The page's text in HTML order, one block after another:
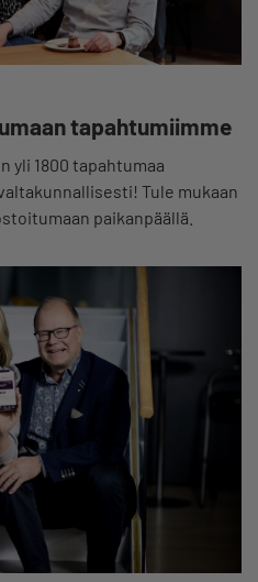
tapahtumiimme
yli 1800 tapahtumaa
Tule mukaan
paikanpäällä.